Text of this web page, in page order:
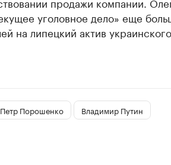
уголовное дело» еще
на липецкий актив украинского
Петр Порошенко Владимир Путин